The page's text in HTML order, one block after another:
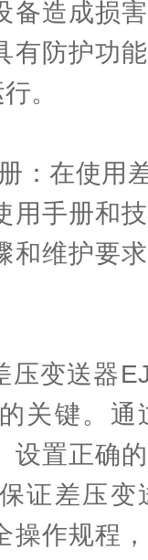
备造成损
有防护功
。
在使用差
用手册和
和维护要
变送器
关键。通
设置正确
证差压变
操作规程